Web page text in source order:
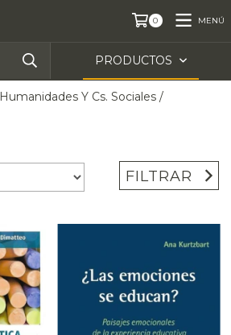
0 MENÚ
PRODUCTOS
Humanidades Y Cs. Sociales /
FILTRAR